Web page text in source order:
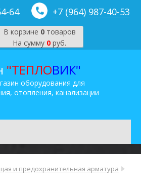
64 +7 (964) 987-40-53
В корзине 0товаров
На сумму 0 руб.
"ТЕПЛОВИК"
оборудования для
отопления, канализации
и предохранительная арматура